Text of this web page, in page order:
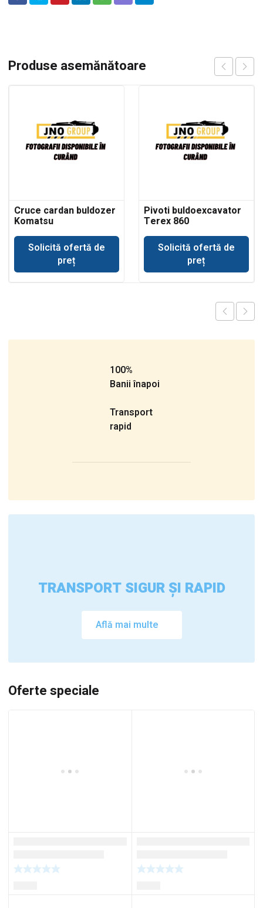
Produse asemănătoare
Cruce cardan buldozer
Komatsu
Solicită ofertă de
preț
Pivoti buldoexcavator
Terex 860
Solicită ofertă de
preț
100%
Banii înapoi
Transport
rapid
TRANSPORT SIGUR ȘI RAPID
Află mai multe
Oferte speciale